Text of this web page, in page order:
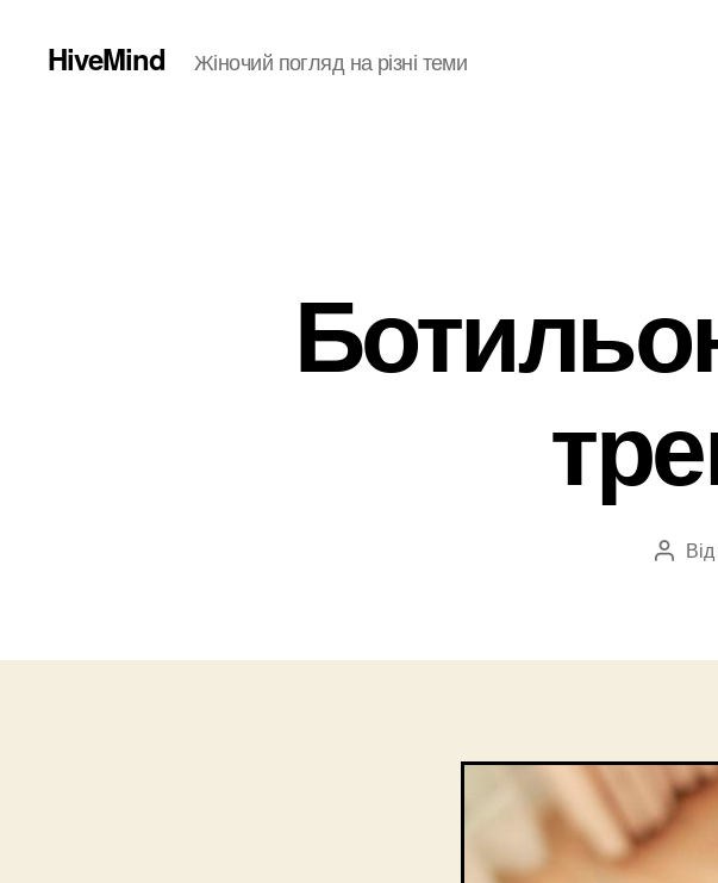
HiveMind Жіночий погляд на різні теми
Автор
Від